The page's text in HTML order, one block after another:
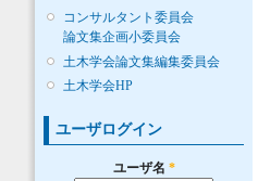
コンサルタント委員会
論文集企画小委員会
土木学会論文集編集委員会
土木学会HP
ユーザログイン
ユーザ名 *